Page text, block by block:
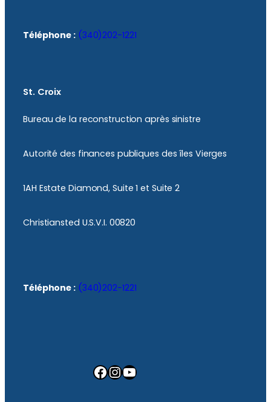
Téléphone : (340)202-1221
St. Croix
Bureau de la reconstruction après sinistre
Autorité des finances publiques des îles Vierges
1AH Estate Diamond, Suite 1 et Suite 2
Christiansted U.S.V.I. 00820
Téléphone : (340)202-1221
Facebook InstagramYouTube